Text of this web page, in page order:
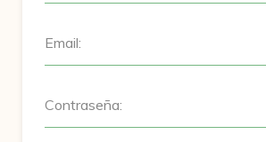
Email:
Contraseña: